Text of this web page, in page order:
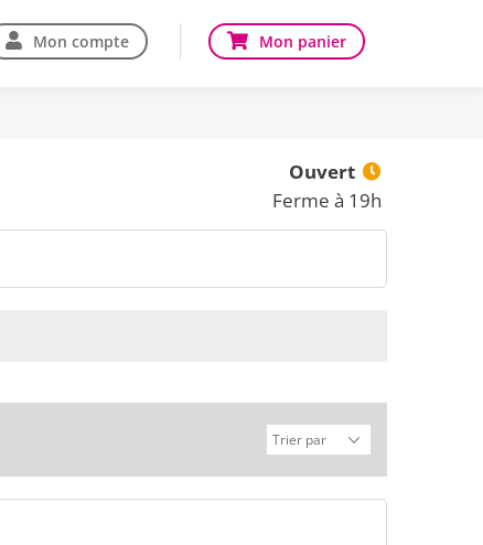
Mon compte Mon panier
Ouvert
Ferme à 19h